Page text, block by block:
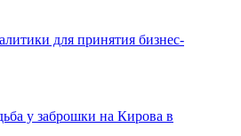
для принятия бизнес-
у заброшки на Кирова в